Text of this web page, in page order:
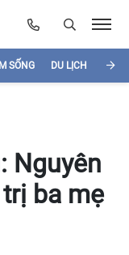
SỐNG DU LỊCH
Nguyên
ba mẹ